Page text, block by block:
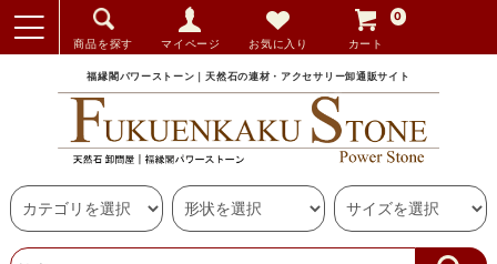
商品を探す マイページ お気に入り カート
0
福縁閣パワーストーン｜天然石の連材・アクセサリー卸通販サイト